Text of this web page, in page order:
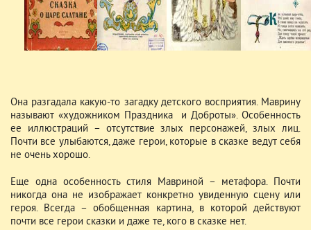
Она разгадала какую-то загадку детского восприятия. Маврину
называют «художником Праздника и Доброты». Особенность
ее иллюстраций – отсутствие злых персонажей, злых лиц.
Почти все улыбаются, даже герои, которые в сказке ведут себя
не очень хорошо.
Еще одна особенность стиля Мавриной – метафора. Почти
никогда она не изображает конкретно увиденную сцену или
героя. Всегда – обобщенная картина, в которой действуют
почти все герои сказки и даже те, кого в сказке нет.